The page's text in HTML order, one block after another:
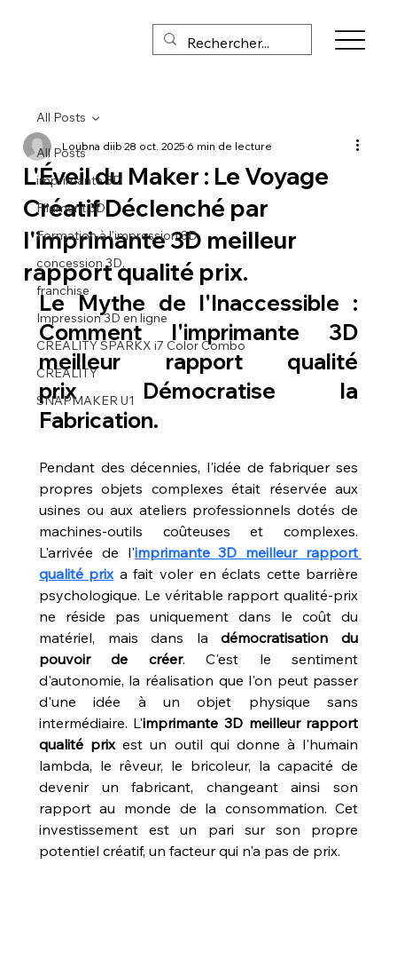
All Posts
imprimante 3D
Filament 3D
Formation à l'impression 3D
concession 3D,
franchise
Impression 3D en ligne
CREALITY SPARKX i7 Color Combo
CREALITY
SNAPMAKER U1
All Posts
L'Éveil du Maker : Le Voyage
Créatif Déclenché par
l'imprimante 3D meilleur
rapport qualité prix.
Loubna diib28 oct. 20256 min de lecture
Le Mythe de l'Inaccessible :
Comment l'imprimante 3D
meilleur rapport qualité
prix Démocratise la
Fabrication.
Pendant des décennies, l'idée de fabriquer ses
propres objets complexes était réservée aux
usines ou aux ateliers professionnels dotés de
machines-outils coûteuses et complexes.
L'arrivée de l'imprimante 3D meilleur rapport
qualité prix a fait voler en éclats cette barrière
psychologique. Le véritable rapport qualité-prix
ne réside pas uniquement dans le coût du
matériel, mais dans la démocratisation du
pouvoir de créer. C'est le sentiment
d'autonomie, la réalisation que l'on peut passer
d'une idée à un objet physique sans
intermédiaire. L'imprimante 3D meilleur rapport
qualité prix est un outil qui donne à l'humain
lambda, le rêveur, le bricoleur, la capacité de
devenir un fabricant, changeant ainsi son
rapport au monde de la consommation. Cet
investissement est un pari sur son propre
potentiel créatif, un facteur qui n'a pas de prix.